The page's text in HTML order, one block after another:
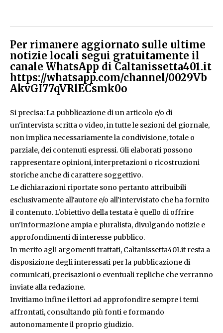
Per rimanere aggiornato sulle ultime
notizie locali segui gratuitamente il
canale WhatsApp di Caltanissetta401.it
https://whatsapp.com/channel/0029Vb
AkvGI77qVRlECsmk0o
Si precisa: La pubblicazione di un articolo e/o di
un'intervista scritta o video, in tutte le sezioni del giornale,
non implica necessariamente la condivisione, totale o
parziale, dei contenuti espressi. Gli elaborati possono
rappresentare opinioni, interpretazioni o ricostruzioni
storiche anche di carattere soggettivo.
Le dichiarazioni riportate sono pertanto attribuibili
esclusivamente all'autore e/o all'intervistato che ha fornito
il contenuto. L'obiettivo della testata è quello di offrire
un'informazione ampia e pluralista, divulgando notizie e
approfondimenti di interesse pubblico.
In merito agli argomenti trattati, Caltanissetta401.it resta a
disposizione degli interessati per la pubblicazione di
comunicati, precisazioni o eventuali repliche che verranno
inviate alla redazione.
Invitiamo infine i lettori ad approfondire sempre i temi
affrontati, consultando più fonti e formando
autonomamente il proprio giudizio.